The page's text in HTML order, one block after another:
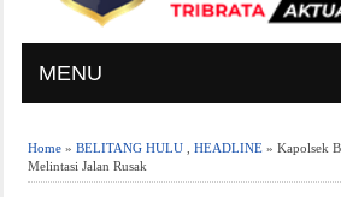
MENU
Home» BELITANG HULU, HEADLINE» Kapolsek
Melintasi Jalan Rusak